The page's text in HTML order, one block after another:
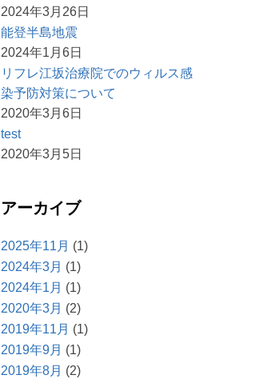
2024年3月26日
能登半島地震
2024年1月6日
リフレ江坂治療院でのウィルス感
染予防対策について
2020年3月6日
test
2020年3月5日
アーカイブ
2025年11月 (1)
2024年3月 (1)
2024年1月 (1)
2020年3月 (2)
2019年11月 (1)
2019年9月 (1)
2019年8月 (2)